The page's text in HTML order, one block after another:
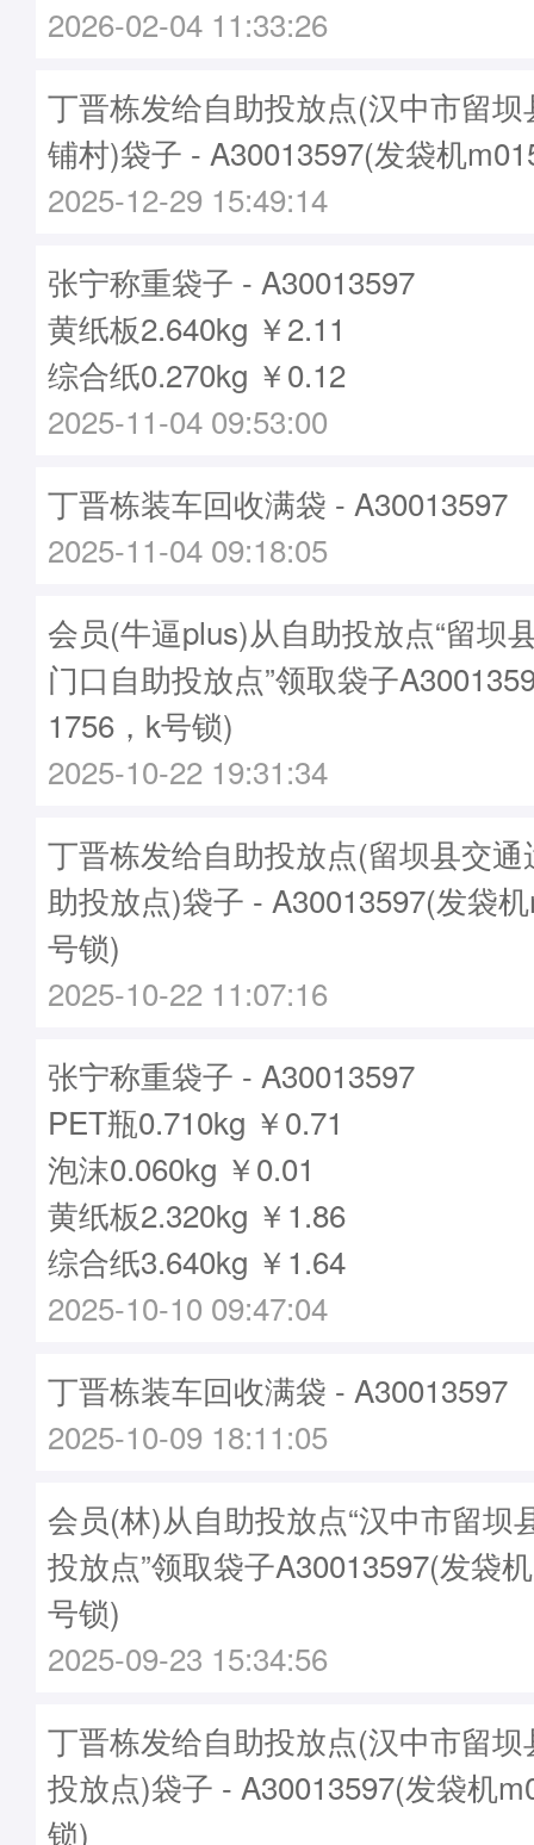
2026-02-04 11:33:26
丁晋栋发给自助投放点(汉中市留
铺村)袋子 - A30013597(发袋机
2025-12-29 15:49:14
张宁称重袋子 - A30013597
黄纸板2.640kg ￥2.11
综合纸0.270kg ￥0.12
2025-11-04 09:53:00
丁晋栋装车回收满袋 - A30013597
2025-11-04 09:18:05
会员(牛逼plus)从自助投放点“留坝
门口自助投放点”领取袋子
1756，k号锁)
2025-10-22 19:31:34
丁晋栋发给自助投放点(留坝县交
助投放点)袋子 - A30013597(发袋
号锁)
2025-10-22 11:07:16
张宁称重袋子 - A30013597
PET瓶0.710kg ￥0.71
泡沫0.060kg ￥0.01
黄纸板2.320kg ￥1.86
综合纸3.640kg ￥1.64
2025-10-10 09:47:04
丁晋栋装车回收满袋 - A30013597
2025-10-09 18:11:05
会员(林)从自助投放点“汉中市留坝
投放点”领取袋子A30013597(发袋
号锁)
2025-09-23 15:34:56
丁晋栋发给自助投放点(汉中市留
投放点)袋子 - A30013597(发袋机
锁)